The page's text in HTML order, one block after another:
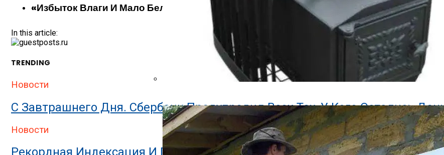
«Избыток Влаги И Мало Белка»: Специалисты Роскачества Назвали Марки Сыров,
In this article:
TRENDING
Новости
С Завтрашнего Дня. Сбербанк Предупредил Всех Тех, У Кого Остались
Новости